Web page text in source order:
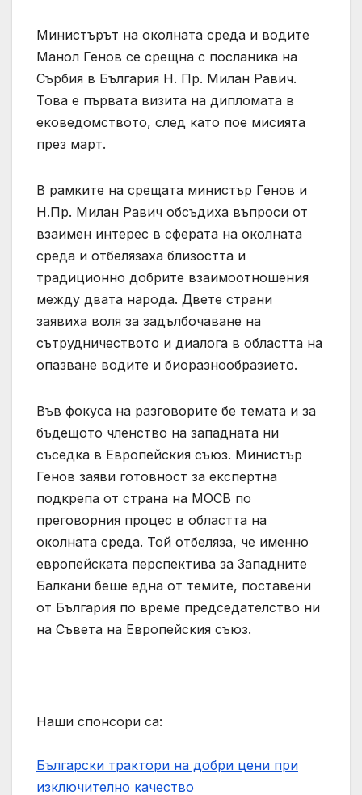
Министърът на околната среда и водите
Манол Генов се срещна с посланика на
Сърбия в България Н. Пр. Милан Равич.
Това е първата визита на дипломата в
ековедомството, след като пое мисията
през март.
В рамките на срещата министър Генов и
Н.Пр. Милан Равич обсъдиха въпроси от
взаимен интерес в сферата на околната
среда и отбелязаха близостта и
традиционно добрите взаимоотношения
между двата народа. Двете страни
заявиха воля за задълбочаване на
сътрудничеството и диалога в областта на
опазване водите и биоразнообразието.
Във фокуса на разговорите бе темата и за
бъдещото членство на западната ни
съседка в Европейския съюз. Министър
Генов заяви готовност за експертна
подкрепа от страна на МОСВ по
преговорния процес в областта на
околната среда. Той отбеляза, че именно
европейската перспектива за Западните
Балкани беше една от темите, поставени
от България по време председателство ни
на Съвета на Европейския съюз.
Наши спонсори са:
Български трактори на добри цени при
изключително качество